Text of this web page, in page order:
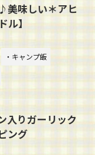
美味しい＊アヒ
ル】
・キャンプ飯
入りガーリック
ング